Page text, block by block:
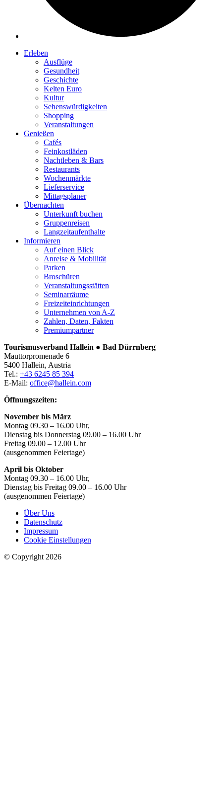
Erleben
Ausflüge
Gesundheit
Geschichte
Kelten Euro
Kultur
Sehenswürdigkeiten
Shopping
Veranstaltungen
Genießen
Cafés
Feinkostläden
Nachtleben & Bars
Restaurants
Wochenmärkte
Lieferservice
Mittagsplaner
Übernachten
Unterkunft buchen
Gruppenreisen
Langzeitaufenthalte
Informieren
Auf einen Blick
Anreise & Mobilität
Parken
Broschüren
Veranstaltungsstätten
Seminarräume
Freizeiteinrichtungen
Unternehmen von A-Z
Zahlen, Daten, Fakten
Premiumpartner
Tourismusverband Hallein ● Bad Dürrnberg
Mauttorpromenade 6
5400 Hallein, Austria
Tel.: +43 6245 85 394
E-Mail: office@hallein.com
Öffnungszeiten:
November bis März
Montag 09.30 – 16.00 Uhr,
Dienstag bis Donnerstag 09.00 – 16.00 Uhr
Freitag 09.00 – 12.00 Uhr
(ausgenommen Feiertage)
April bis Oktober
Montag 09.30 – 16.00 Uhr,
Dienstag bis Freitag 09.00 – 16.00 Uhr
(ausgenommen Feiertage)
Über Uns
Datenschutz
Impressum
Cookie Einstellungen
© Copyright 2026